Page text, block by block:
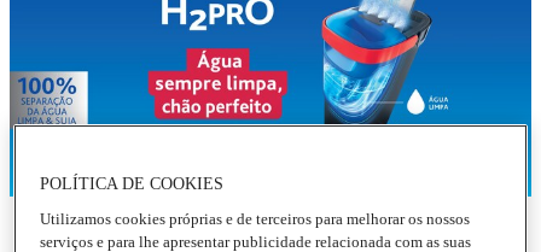
COMPRAR
POLÍTICA DE COOKIES
Utilizamos cookies próprias e de terceiros para melhorar os nossos
serviços e para lhe apresentar publicidade relacionada com as suas